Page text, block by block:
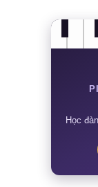
Học